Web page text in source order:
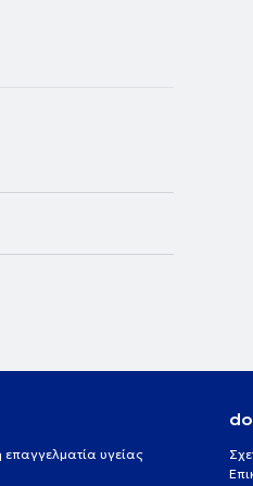
επαγγελματία υγείας